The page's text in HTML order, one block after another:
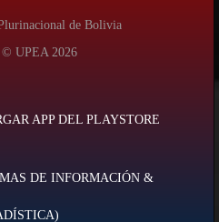
de Bolivia
© UPEA 2026
APP DEL PLAYSTORE
DE INFORMACIÓN &